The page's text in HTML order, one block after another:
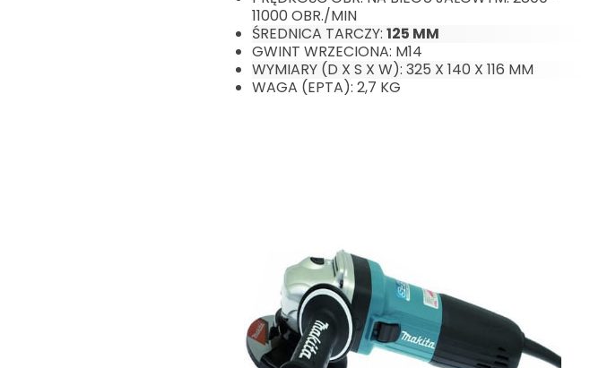
11000 OBR./MIN
ŚREDNICA TARCZY: 125 MM
GWINT WRZECIONA: M14
WYMIARY (D X S X W): 325 X 140 X 116 MM
WAGA (EPTA): 2,7 KG